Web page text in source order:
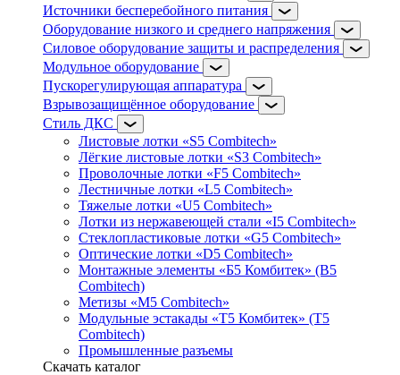
Источники бесперебойного питания
Оборудование низкого и среднего напряжения
Силовое оборудование защиты и распределения
Модульное оборудование
Пускорегулирующая аппаратура
Взрывозащищённое оборудование
Стиль ДКС
Листовые лотки «S5 Combitech»
Лёгкие листовые лотки «S3 Combitech»
Проволочные лотки «F5 Combitech»
Лестничные лотки «L5 Combitech»
Тяжелые лотки «U5 Combitech»
Лотки из нержавеющей стали «I5 Combitech»
Стеклопластиковые лотки «G5 Combitech»
Оптические лотки «D5 Combitech»
Монтажные элементы «Б5 Комбитек» (B5
Combitech)
Метизы «M5 Combitech»
Модульные эстакады «Т5 Комбитек» (T5
Combitech)
Промышленные разъемы
Скачать каталог